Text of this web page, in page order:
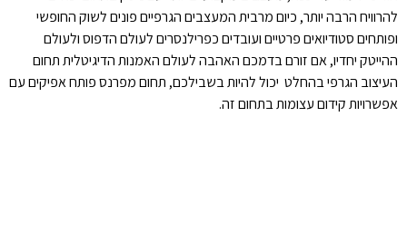
להרוויח הרבה יותר, כיום מרבית המעצבים הגרפיים פונים לשוק החופשי
ופותחים סטודיואים פרטיים ועובדים כפרילנסרים לעולם הדפוס ולעולם
ההייטק יחדיו, אם זורם בדמכם האהבה לעולם האמנות הדיגיטלית תחום
העיצוב הגרפי בהחלט יכול להיות בשבילכם, תחום מפרנס פותח אפיקים עם
אפשרויות קידום עצומות בתחום זה.